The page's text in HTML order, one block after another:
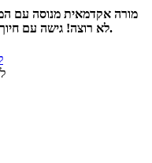
מורה אקדמאית מנוסה עם
לא רוצה! גישה עם חיוך והמון הבנה שגורמת לילד לרצות להצליח.